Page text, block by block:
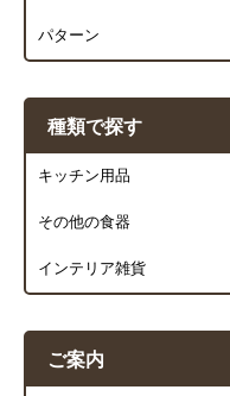
パターン
種類で探す
キッチン用品
その他の食器
インテリア雑貨
ご案内